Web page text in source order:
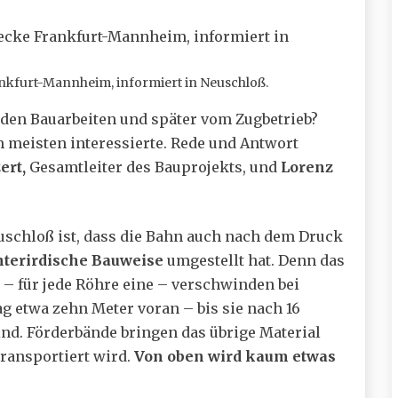
Mannheim, informiert in Neuschloß.
Bauarbeiten und später vom Zugbetrieb?
meisten interessierte. Rede und Antwort
Gesamtleiter des Bauprojekts, und Lorenz
ist, dass die Bahn auch nach dem Druck
Bauweise umgestellt hat. Denn das
für jede Röhre eine – verschwinden bei
etwa zehn Meter voran – bis sie nach 16
Förderbände bringen das übrige Material
wird. Von oben wird kaum etwas